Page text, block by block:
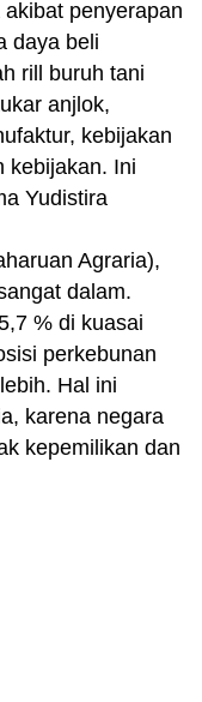
penyerapan
daya beli
rill buruh tani
anjlok,
kebijakan
kebijakan. Ini
Yudistira
Agraria),
dalam.
% di kuasai
perkebunan
Hal ini
karena negara
kepemilikan dan